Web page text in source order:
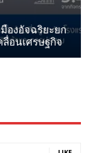
องอัจฉริยะยก
อนเศรษฐกิจ